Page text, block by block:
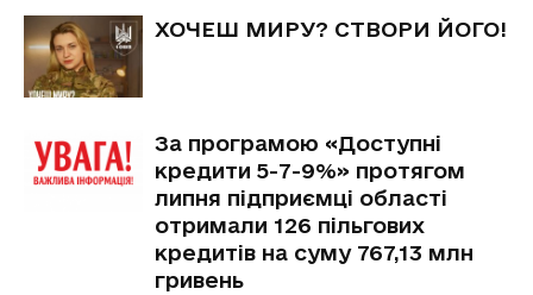
ХОЧЕШ МИРУ? СТВОРИ ЙОГО!
За програмою «Доступні
кредити 5-7-9%» протягом
липня підприємці області
отримали 126 пільгових
кредитів на суму 767,13 млн
гривень